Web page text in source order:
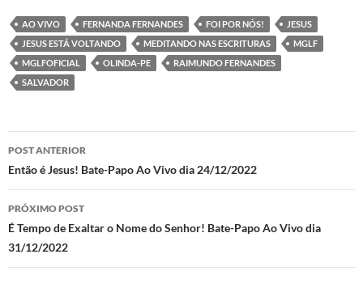
e
b
o
o
itt
er
at
s
A
se
n
g
e
gr
a
ar
e
AO VIVO FERNANDA FERNANDES FOI POR NÓS!
JESUS
JESUS ESTÁ VOLTANDO
MEDITANDO NAS ESCRITURAS
MGLF
MGLFOFICIAL
OLINDA-PE
RAIMUNDO FERNANDES
SALVADOR
Navegação
de
posts
POST ANTERIOR
Então é Jesus! Bate-Papo Ao Vivo dia 24/12/2022
PRÓXIMO POST
É Tempo de Exaltar o Nome do Senhor! Bate-Papo Ao Vivo dia
31/12/2022